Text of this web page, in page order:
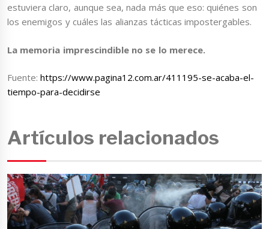
estuviera claro, aunque sea, nada más que eso: quiénes son
los enemigos y cuáles las alianzas tácticas impostergables.
La memoria imprescindible no se lo merece.
Fuente:https://www.pagina12.com.ar/411195-se-acaba-el-
tiempo-para-decidirse
Artículos relacionados